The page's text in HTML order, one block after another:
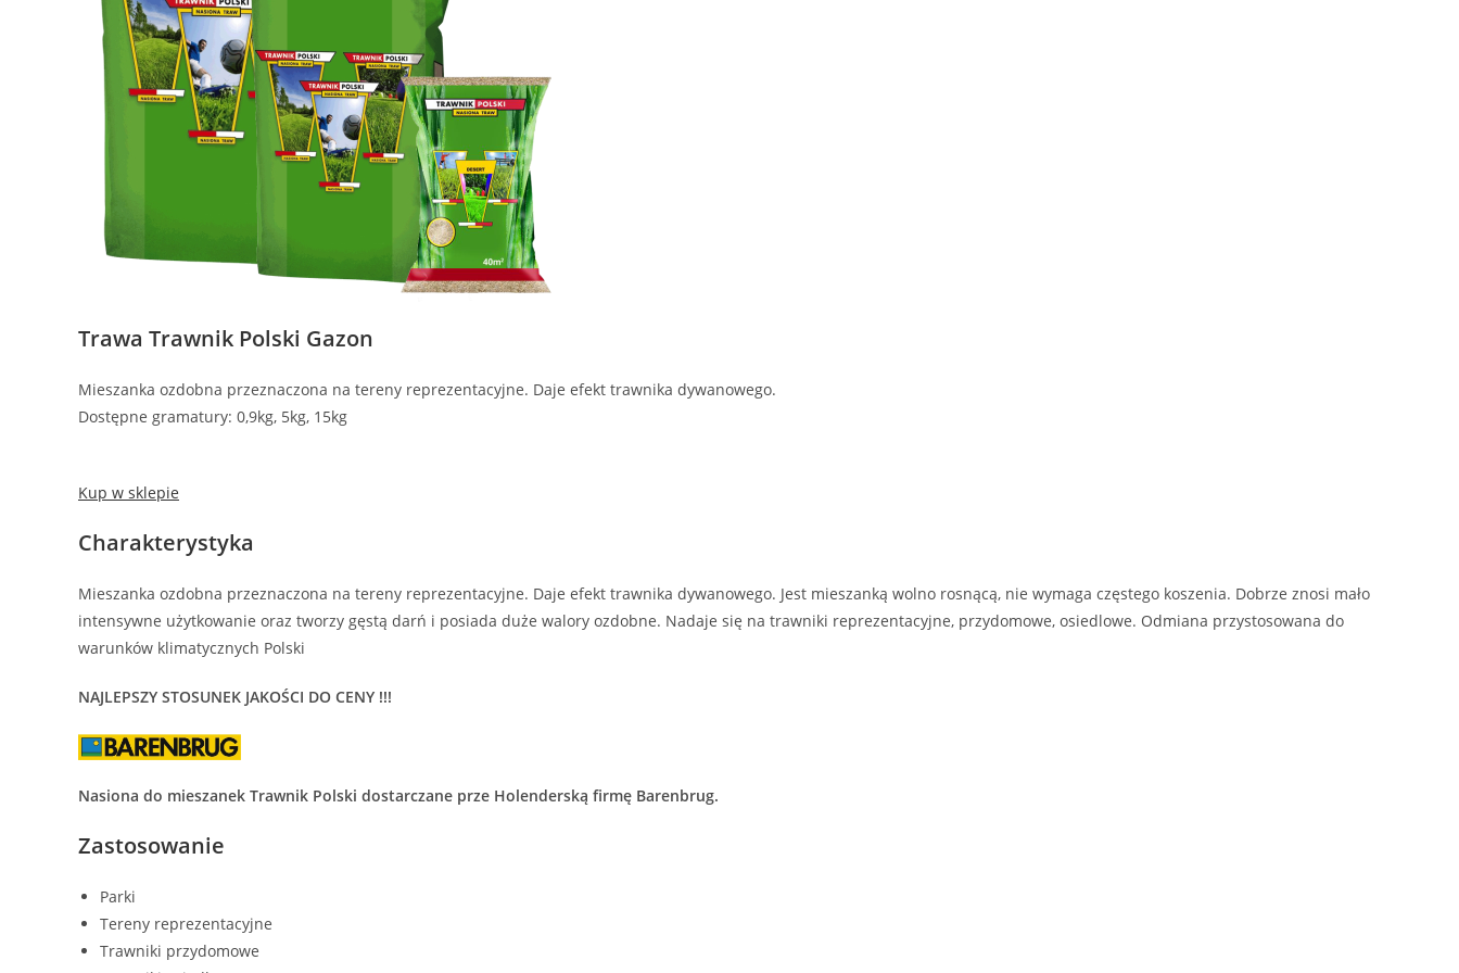
Trawa Trawnik Polski Gazon
Mieszanka ozdobna przeznaczona na tereny reprezentacyjne. Daje efekt trawnika dywanowego.
Dostępne gramatury: 0,9kg, 5kg, 15kg
Kup w sklepie
Charakterystyka
Mieszanka ozdobna przeznaczona na tereny reprezentacyjne. Daje efekt trawnika dywanowego. Jest mieszanką wolno rosnącą, nie wymaga częstego koszenia. Dobrze znosi mało
intensywne użytkowanie oraz tworzy gęstą darń i posiada duże walory ozdobne. Nadaje się na trawniki reprezentacyjne, przydomowe, osiedlowe. Odmiana przystosowana do
warunków klimatycznych Polski
NAJLEPSZY STOSUNEK JAKOŚCI DO CENY !!!
Nasiona do mieszanek Trawnik Polski dostarczane prze Holenderską firmę Barenbrug.
Zastosowanie
Parki
Tereny reprezentacyjne
Trawniki przydomowe